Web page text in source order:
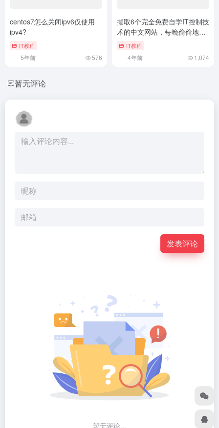
centos7怎么关闭ipv6仅使用
ipv4?
IT教程
5年前 576
撷取6个完全免费自学IT控制技
术的中文网站，每晚偷偷地自
学一点儿，效用不可思议
IT教程
4年前 1,074
暂无评论
发表评论
暂无评论...